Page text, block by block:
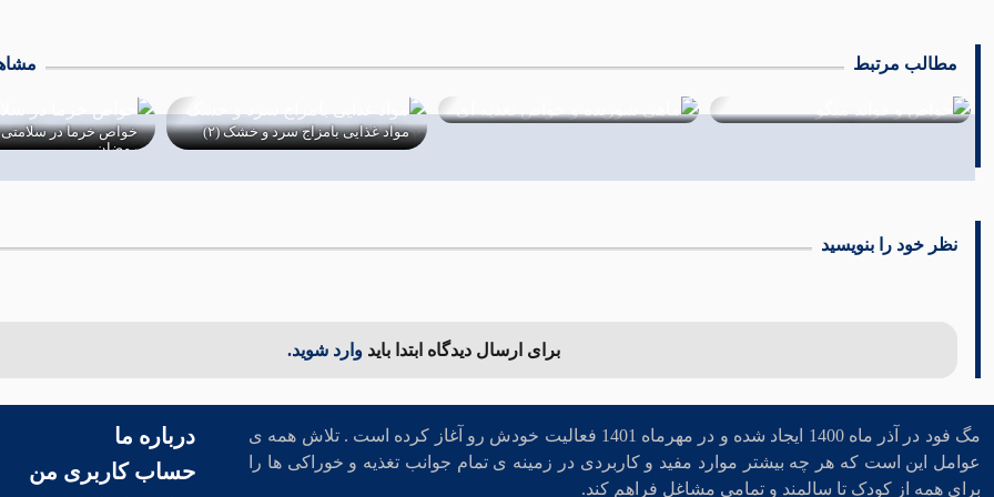
مطالب مرتبط
خواص خرما در سلامتی و تغذیه در ماه
رمضان
خواص و ترکیبات ماش
نظر خود را بنویسید
برای ارسال دیدگاه ابتدا باید وارد شوید.
مگ فود در آذر ماه 1400 ایجاد شده و در مهرماه 1401 فعالیت خودش رو آغاز کرده است . تلاش همه ی
عوامل این است که هر چه بیشتر موارد مفید و کاربردی در زمینه ی تمام جوانب تغذیه و خوراکی ها را
برای همه از کودک تا سالمند و تمامی مشاغل فراهم کند.
درباره ما
حساب کاربری من